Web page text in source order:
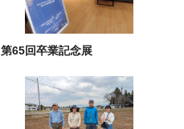
第65回卒業記念展